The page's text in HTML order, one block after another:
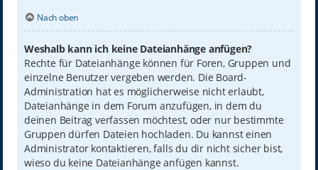
Nach oben
Weshalb kann ich keine Dateianhänge anfügen?
Rechte für Dateianhänge können für Foren, Gruppen und
einzelne Benutzer vergeben werden. Die Board-
Administration hat es möglicherweise nicht erlaubt,
Dateianhänge in dem Forum anzufügen, in dem du
deinen Beitrag verfassen möchtest, oder nur bestimmte
Gruppen dürfen Dateien hochladen. Du kannst einen
Administrator kontaktieren, falls du dir nicht sicher bist,
wieso du keine Dateianhänge anfügen kannst.